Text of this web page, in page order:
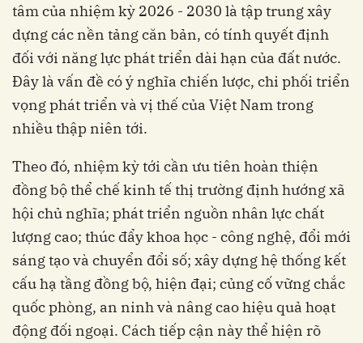
tâm của nhiệm kỳ 2026 - 2030 là tập trung xây
dựng các nền tảng căn bản, có tính quyết định
đối với năng lực phát triển dài hạn của đất nước.
Đây là vấn đề có ý nghĩa chiến lược, chi phối triển
vọng phát triển và vị thế của Việt Nam trong
nhiều thập niên tới.
Theo đó, nhiệm kỳ tới cần ưu tiên hoàn thiện
đồng bộ thể chế kinh tế thị trường định hướng xã
hội chủ nghĩa; phát triển nguồn nhân lực chất
lượng cao; thúc đẩy khoa học - công nghệ, đổi mới
sáng tạo và chuyển đổi số; xây dựng hệ thống kết
cấu hạ tầng đồng bộ, hiện đại; củng cố vững chắc
quốc phòng, an ninh và nâng cao hiệu quả hoạt
động đối ngoại. Cách tiếp cận này thể hiện rõ